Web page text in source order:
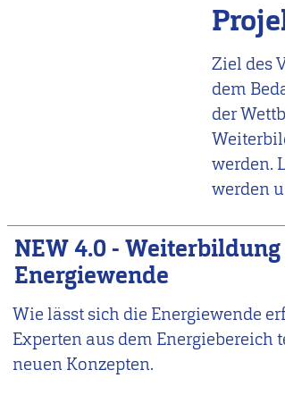
Ziel des
dem
der
werden.
werden
NEW 4.0 -
Energiewende
Wie lässt sich die Energiewende
Experten aus dem
neuen Konzepten.